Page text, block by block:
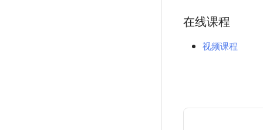
在线课程
视频课程